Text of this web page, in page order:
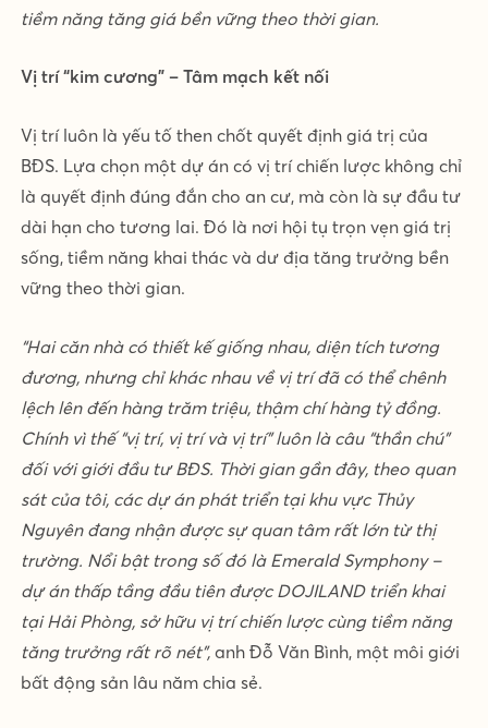
tiềm năng tăng giá bền vững theo thời gian.
Vị trí “kim cương” – Tâm mạch kết nối
Vị trí luôn là yếu tố then chốt quyết định giá trị của
BĐS. Lựa chọn một dự án có vị trí chiến lược không chỉ
là quyết định đúng đắn cho an cư, mà còn là sự đầu tư
dài hạn cho tương lai. Đó là nơi hội tụ trọn vẹn giá trị
sống, tiềm năng khai thác và dư địa tăng trưởng bền
vững theo thời gian.
“Hai căn nhà có thiết kế giống nhau, diện tích tương
đương, nhưng chỉ khác nhau về vị trí đã có thể chênh
lệch lên đến hàng trăm triệu, thậm chí hàng tỷ đồng.
Chính vì thế “vị trí, vị trí và vị trí” luôn là câu “thần chú”
đối với giớiđầu tưBĐS. Thời gian gần đây, theo quan
sát của tôi, các dự án phát triển tại khu vực Thủy
Nguyên đang nhận được sự quan tâm rất lớn từ thị
trường. Nổi bật trong số đó là Emerald Symphony –
dự án thấp tầng đầu tiên được DOJILAND triển khai
tại Hải Phòng, sở hữu vị trí chiến lược cùng tiềm năng
tăng trưởng rất rõ nét”,anh Đỗ Văn Bình, một môi giới
bất động sản lâu năm chia sẻ.